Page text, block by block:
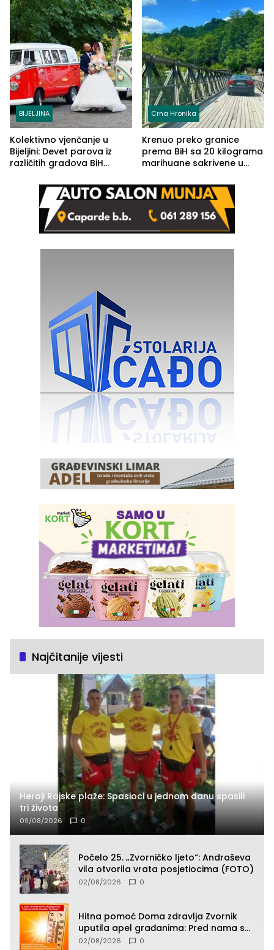
BIJELJINA
Kolektivno vjenčanje u
Bijeljini: Devet parova iz
različitih gradova BiH
Crna Hronika
Krenuo preko granice
prema BiH sa 20 kilograma
marihuane sakrivene u
Najčitanije vijesti
Heroji Rajske plaže: Spasioci u jednom danu spasili
tri života
09/08/2026 0
Počelo 25. „Zvorničko ljeto“: Andraševa
vila otvorila vrata posjetiocima (FOTO)
02/08/2026 0
Hitna pomoć Doma zdravlja Zvornik
uputila apel građanima: Pred nama su
temperature do 40°C, oprez zbog
02/08/2026 0